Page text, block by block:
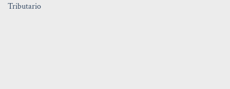
Tributario